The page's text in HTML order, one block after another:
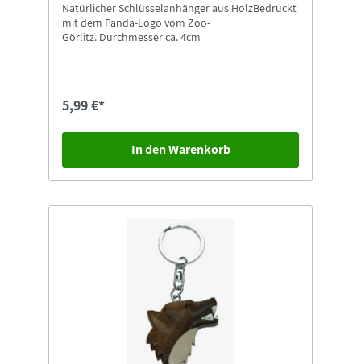
Natürlicher Schlüsselanhänger aus HolzBedruckt
mit dem Panda-Logo vom Zoo-
Görlitz. Durchmesser ca. 4cm
5,99 €*
In den Warenkorb